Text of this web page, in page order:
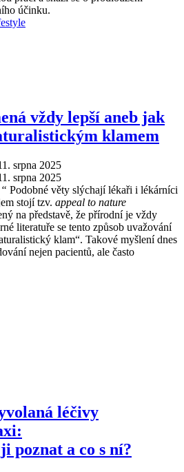
účinku.
vždy lepší aneb jak
klamem
srpna 2025
srpna 2025
Podobné věty slýchají lékaři i lékárníci
stojí tzv. appeal to nature
na představě, že přírodní je vždy
literatuře se tento způsob uvažování
klam“. Takové myšlení dnes
nejen pacientů, ale často
léčivy
poznat a co s ní?